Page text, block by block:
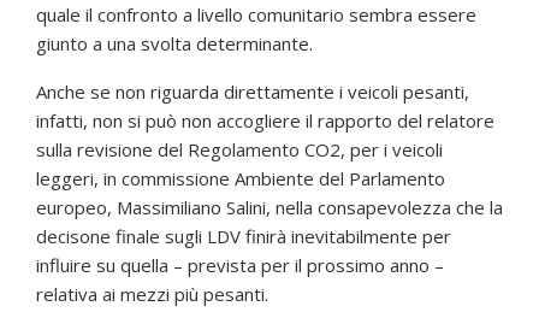
quale il confronto a livello comunitario sembra essere
giunto a una svolta determinante.
Anche se non riguarda direttamente i veicoli pesanti,
infatti, non si può non accogliere il rapporto del relatore
sulla revisione del Regolamento CO2, per i veicoli
leggeri, in commissione Ambiente del Parlamento
europeo, Massimiliano Salini, nella consapevolezza che la
decisone finale sugli LDV finirà inevitabilmente per
influire su quella – prevista per il prossimo anno –
relativa ai mezzi più pesanti.